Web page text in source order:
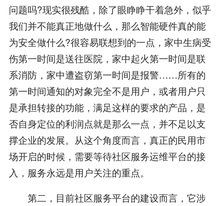
问题吗?现实很残酷，除了眼睁睁干着急外，似乎
我们并不能真正地做什么，那么智能硬件真的能
为安全做什么?很容易联想到的一点，家中生病受
伤第一时间是送往医院，家中起火第一时间是联
系消防，家中遭盗窃第一时间是报警……所有的
第一时间通知的对象完全不是用户，或者用户只
是承担转接的功能，满足这样的要求的产品，是
否自身定位的利润点就是那么一点，并不足以支
撑企业的发展。从这个角度而言，真正的民用市
场开启的时候，需要等待社区服务运维平台的接
入，服务永远是用户关注的重点。
第二，目前社区服务平台的建设而言，它涉